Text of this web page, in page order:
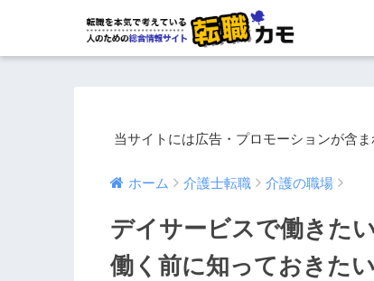
当サイトには広告・プロモーションが含ま
ホーム 介護士転職 介護の職場
デイサービスで働きた
働く前に知っておきた